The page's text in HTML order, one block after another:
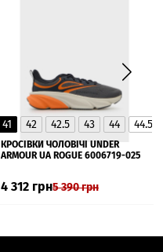
40 40.5
41
▲
41 42 42.5 43 44 44.5
КРОСІВКИ ЧОЛОВІЧІ UNDER
ARMOUR UA ROGUE 6006719-025
4 312 грн5 390грн